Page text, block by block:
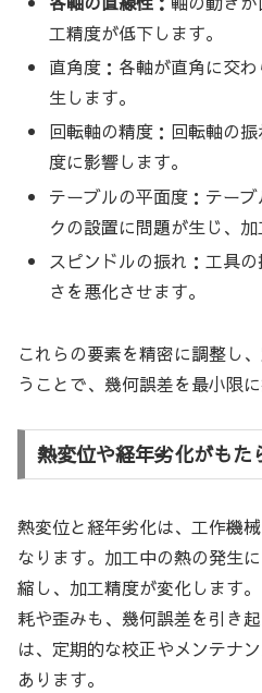
工精度が低下します。
直角度：各軸が直角に交
生します。
回転軸の精度：回転軸の
度に影響します。
テーブルの平面度：テー
クの設置に問題が生じ、加
スピンドルの振れ：工具
さを悪化させます。
これらの要素を精密に調整し
うことで、幾何誤差を最小限
熱変位や経年劣化がもた
熱変位と経年劣化は、工作機
なります。加工中の熱の発生
縮し、加工精度が変化します
耗や歪みも、幾何誤差を引き
は、定期的な校正やメンテナ
あります。